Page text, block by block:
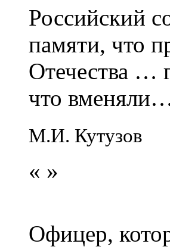
Российский
памяти, что
Отечества …
что
М.И. Кутузов
« »
Офицер,